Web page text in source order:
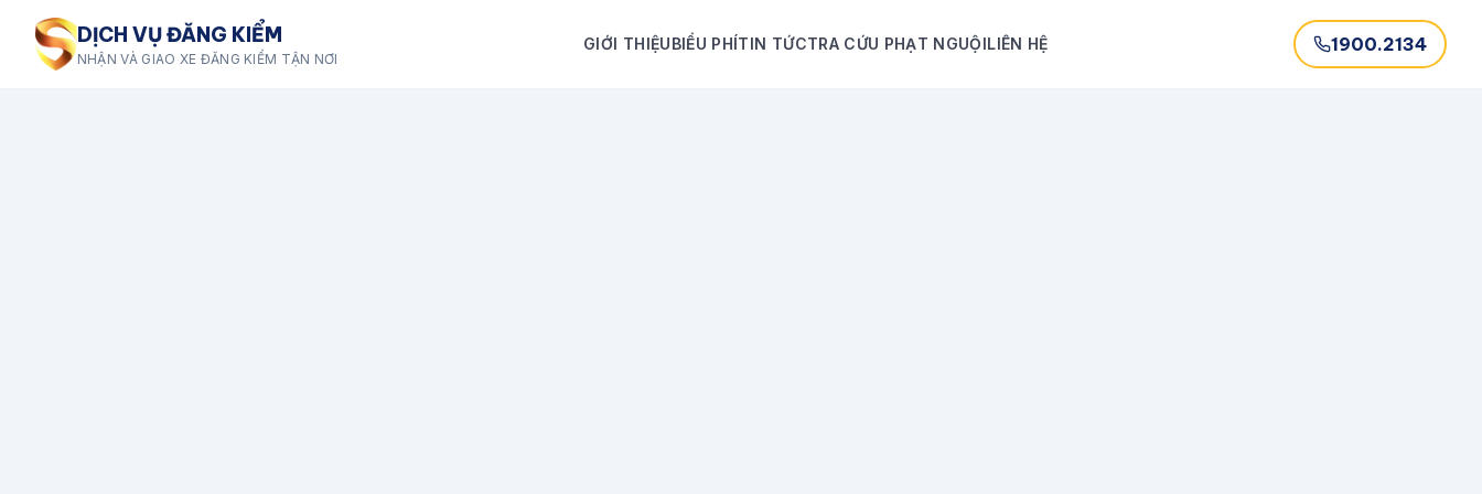
DỊCH VỤ ĐĂNG KIỂM
NHẬN VÀ GIAO XE ĐĂNG KIỂM TẬN NƠI
GIỚI THIỆUBIỂU PHÍTIN TỨCTRA CỨU PHẠT NGUỘILIÊN HỆ 1900.2134